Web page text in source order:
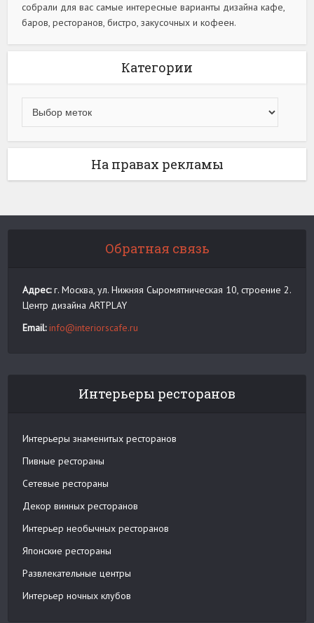
собрали для вас самые интересные варианты дизайна кафе,
баров, ресторанов, бистро, закусочных и кофеен.
Категории
На правах рекламы
Обратная связь
Адрес:г. Москва, ул. Нижняя Сыромятническая 10, строение 2.
Центр дизайна ARTPLAY
Email: info@interiorscafe.ru
Интерьеры ресторанов
Интерьеры знаменитых ресторанов
Пивные рестораны
Сетевые рестораны
Декор винных ресторанов
Интерьер необычных ресторанов
Японские рестораны
Развлекательные центры
Интерьер ночных клубов